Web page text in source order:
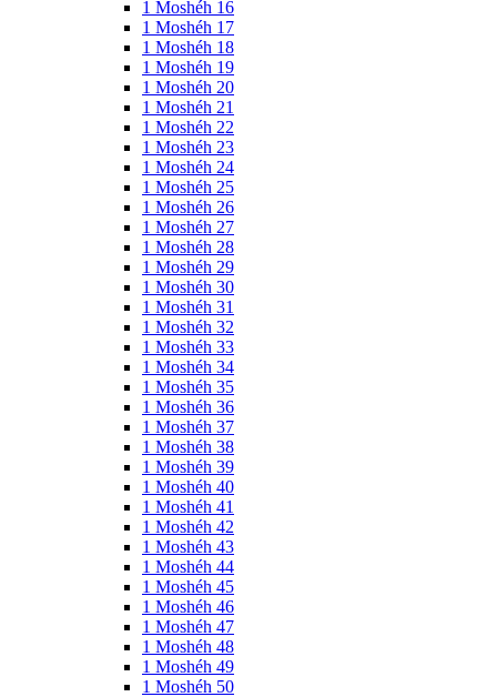
1 Moshéh 16
1 Moshéh 17
1 Moshéh 18
1 Moshéh 19
1 Moshéh 20
1 Moshéh 21
1 Moshéh 22
1 Moshéh 23
1 Moshéh 24
1 Moshéh 25
1 Moshéh 26
1 Moshéh 27
1 Moshéh 28
1 Moshéh 29
1 Moshéh 30
1 Moshéh 31
1 Moshéh 32
1 Moshéh 33
1 Moshéh 34
1 Moshéh 35
1 Moshéh 36
1 Moshéh 37
1 Moshéh 38
1 Moshéh 39
1 Moshéh 40
1 Moshéh 41
1 Moshéh 42
1 Moshéh 43
1 Moshéh 44
1 Moshéh 45
1 Moshéh 46
1 Moshéh 47
1 Moshéh 48
1 Moshéh 49
1 Moshéh 50